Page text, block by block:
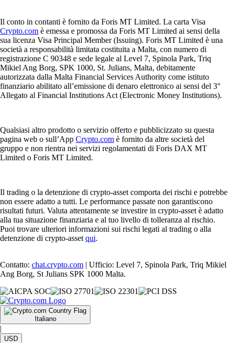
Il conto in contanti è fornito da Foris MT Limited. La carta Visa
Crypto.com è emessa e promossa da Foris MT Limited ai sensi della
sua licenza Visa Principal Member (Issuing). Foris MT Limited è una
società a responsabilità limitata costituita a Malta, con numero di
registrazione C 90348 e sede legale al Level 7, Spinola Park, Triq
Mikiel Ang Borg, SPK 1000, St. Julians, Malta, debitamente
autorizzata dalla Malta Financial Services Authority come istituto
finanziario abilitato all’emissione di denaro elettronico ai sensi del 3°
Allegato al Financial Institutions Act (Electronic Money Institutions).
Qualsiasi altro prodotto o servizio offerto e pubblicizzato su questa
pagina web o sull’App Crypto.com è fornito da altre società del
gruppo e non rientra nei servizi regolamentati di Foris DAX MT
Limited o Foris MT Limited.
Il trading o la detenzione di crypto-asset comporta dei rischi e potrebbe
non essere adatto a tutti. Le performance passate non garantiscono
risultati futuri. Valuta attentamente se investire in crypto-asset è adatto
alla tua situazione finanziaria e al tuo livello di tolleranza al rischio.
Puoi trovare ulteriori informazioni sui rischi legati al trading o alla
detenzione di crypto-asset qui.
Contatto: chat.crypto.com | Ufficio: Level 7, Spinola Park, Triq Mikiel
Ang Borg, St Julians SPK 1000 Malta.
Italiano
|
USD